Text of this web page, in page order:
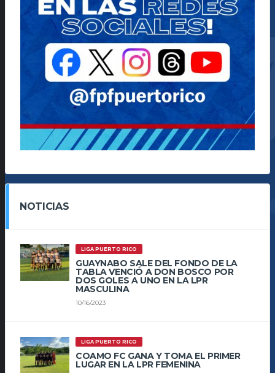
NOTICIAS
LIGA PUERTO RICO
GUAYNABO SALE DEL FONDO DE LA
TABLA VENCIÓ A DON BOSCO POR
DOS GOLES A UNO EN LA LPR
MASCULINA
10/16/2023
LIGA PUERTO RICO
COAMO FC GANA Y TOMA EL PRIMER
LUGAR EN LA LPR FEMENINA